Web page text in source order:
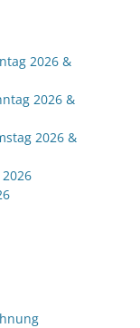
2026 &
2026 &
2026 &